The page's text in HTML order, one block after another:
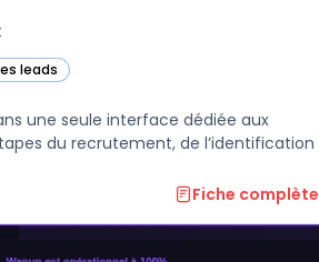
leads
catégorie
une seule interface dédiée aux
du recrutement, de l’identification
Fiche complète